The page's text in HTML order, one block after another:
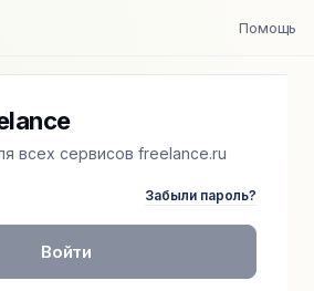
Помощь
всех сервисов freelance.ru
Забыли пароль?
Войти